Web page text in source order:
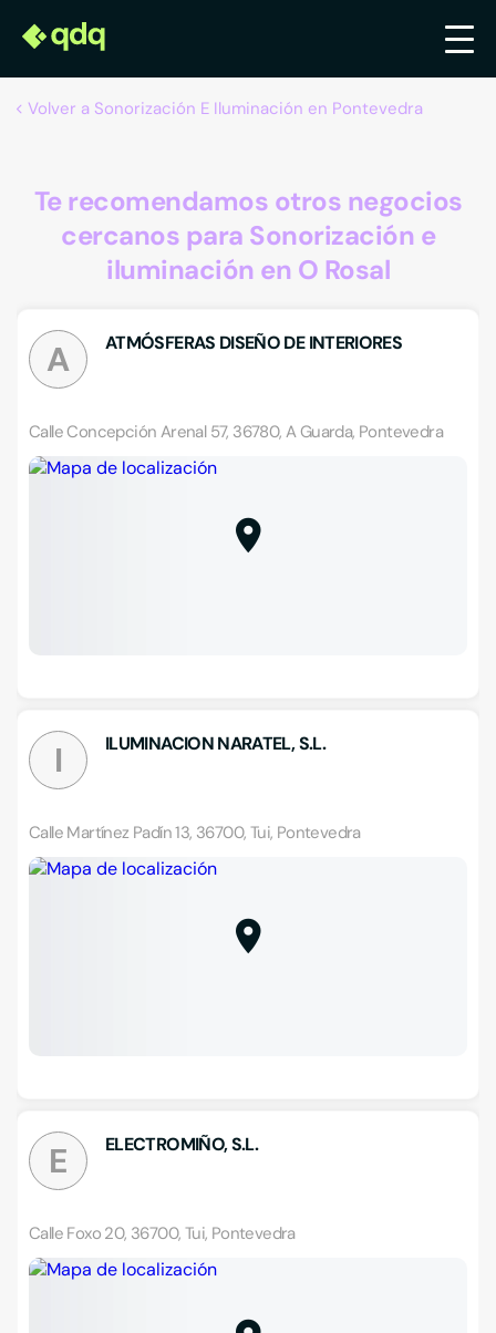
Volver a Sonorización E Iluminación en Pontevedra
Te recomendamos otros negocios
cercanos para Sonorización e
iluminación en O Rosal
A ATMÓSFERAS DISEÑO DE INTERIORES
Calle Concepción Arenal 57, 36780, A Guarda, Pontevedra
I ILUMINACION NARATEL, S.L.
Calle Martínez Padín 13, 36700, Tui, Pontevedra
E ELECTROMIÑO, S.L.
Calle Foxo 20, 36700, Tui, Pontevedra